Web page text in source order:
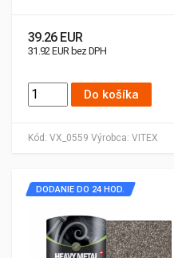
Kód: VX_0559 Výrobca: VITEX
39.26 EUR
31.92 EUR bez DPH
Do košíka
DODANIE DO 24 HOD.